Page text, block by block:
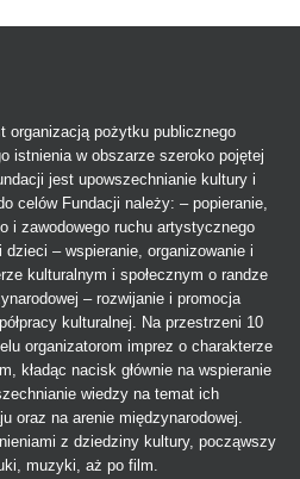
organizacją pożytku publicznego
istnienia w obszarze szeroko pojętej
jest upowszechnianie kultury i
celów Fundacji należy: – popieranie,
i zawodowego ruchu artystycznego
dzieci – wspieranie, organizowanie i
kulturalnym i społecznym o randze
– rozwijanie i promocja
kulturalnej. Na przestrzeni 10
organizatorom imprez o charakterze
kładąc nacisk głównie na wspieranie
wiedzy na temat ich
oraz na arenie międzynarodowej.
z dziedziny kultury, począwszy
muzyki, aż po film.